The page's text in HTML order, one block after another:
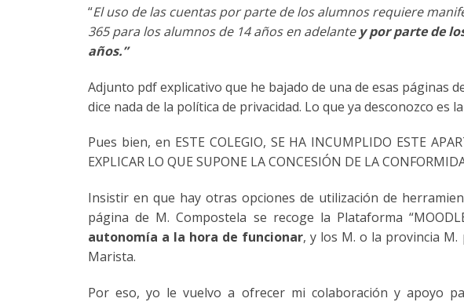
“El uso de las cuentas por parte de los alumnos requiere
365 para los alumnos de 14 años en adelantey por parte de
años.”
Adjunto pdf explicativo que he bajado de una de esas páginas
dice nada de la política de privacidad. Lo que ya desconozco
Pues bien, en ESTE COLEGIO, SE HA INCUMPLIDO ESTE
EXPLICAR LO QUE SUPONE LA CONCESIÓN DE LA
Insistir en que hay otras opciones de utilización de
página de M. Compostela se recoge la Plataforma
autonomía a la hora de funcionar, y los M. o la provincia
Marista.
Por eso, yo le vuelvo a ofrecer mi colaboración y apoyo